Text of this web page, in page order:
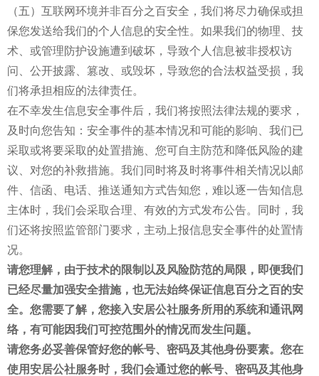
（五）互联网环境并非百分之百安全，我们将尽力确保或担
保您发送给我们的个人信息的安全性。如果我们的物理、技
术、或管理防护设施遭到破坏，导致个人信息被非授权访
问、公开披露、篡改、或毁坏，导致您的合法权益受损，我
们将承担相应的法律责任。
在不幸发生信息安全事件后，我们将按照法律法规的要求，
及时向您告知：安全事件的基本情况和可能的影响、我们已
采取或将要采取的处置措施、您可自主防范和降低风险的建
议、对您的补救措施。我们同时将及时将事件相关情况以邮
件、信函、电话、推送通知方式告知您，难以逐一告知信息
主体时，我们会采取合理、有效的方式发布公告。同时，我
们还将按照监管部门要求，主动上报信息安全事件的处置情
况。
请您理解，由于技术的限制以及风险防范的局限，即便我们
已经尽量加强安全措施，也无法始终保证信息百分之百的安
全。您需要了解，您接入安居公社服务所用的系统和通讯网
络，有可能因我们可控范围外的情况而发生问题。
请您务必妥善保管好您的帐号、密码及其他身份要素。您在
使用安居公社服务时，我们会通过您的帐号、密码及其他身